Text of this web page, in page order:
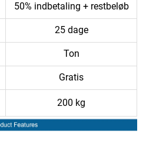
50% indbetaling + restbeløb
25 dage
Ton
Gratis
200 kg